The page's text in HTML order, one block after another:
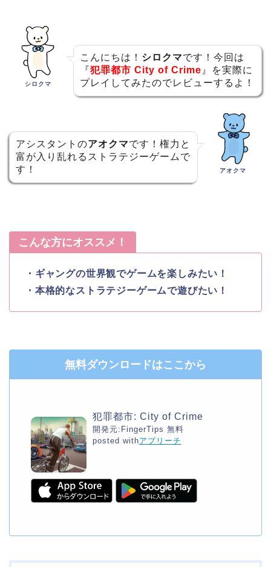
シロクマ
こんにちは！ シロクマです！今回は
『犯罪都市 City of Crime 』を実際に
プレイしてみたのでレビューするよ！
アシスタントのアオクマです！権力と
富が入り乱れるストラテジーゲームで
す！
アオクマ
こんな方にオススメ！
・ギャングの世界観でゲームを楽しみたい！
・本格的なストラテジーゲームで遊びたい！
無料ダウンロードはここから
犯罪都市: City of Crime
開発元: FingerTips 無料
posted withアプリーチ